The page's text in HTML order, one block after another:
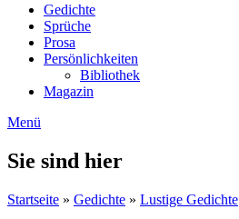
Gedichte
Sprüche
Prosa
Persönlichkeiten
Bibliothek
Magazin
Menü
Sie sind hier
Startseite » Gedichte » Lustige Gedichte